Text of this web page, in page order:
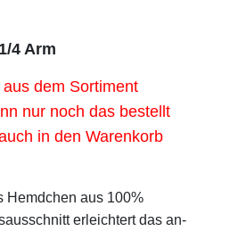
4 Arm
dem Sortiment
nur noch das bestellt
in den Warenkorb
Hemdchen aus 100%
erleichtert das an-